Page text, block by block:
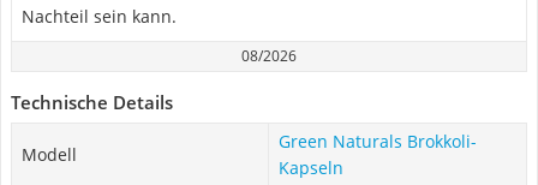
Nachteil sein kann.
08/2026
Technische Details
Modell
Green Naturals Brokkoli-
Kapseln